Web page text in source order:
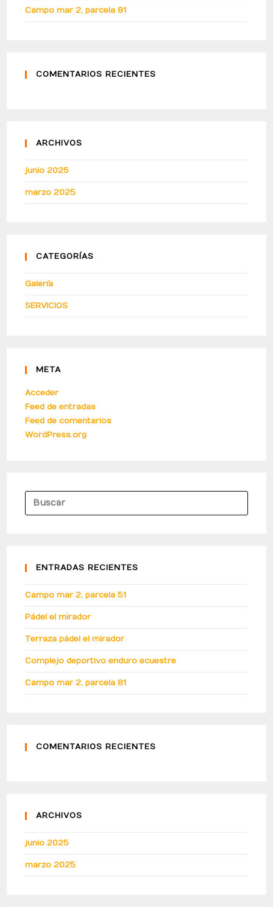
Campo mar 2, parcela 81
COMENTARIOS RECIENTES
ARCHIVOS
junio 2025
marzo 2025
CATEGORÍAS
Galería
SERVICIOS
META
Acceder
Feed de entradas
Feed de comentarios
WordPress.org
ENTRADAS RECIENTES
Campo mar 2, parcela 51
Pádel el mirador
Terraza pádel el mirador
Complejo deportivo enduro ecuestre
Campo mar 2, parcela 81
COMENTARIOS RECIENTES
ARCHIVOS
junio 2025
marzo 2025